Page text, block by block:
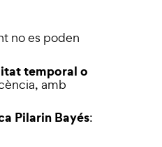
no es poden
temporal o
amb
Pilarin Bayés: